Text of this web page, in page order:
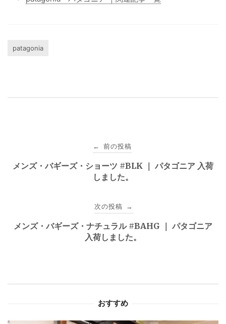
patagonia
稿
ゲ
← 前の投稿
メンズ・バギーズ・ショーツ #BLK ｜ パタゴニア 入荷
しました。
次の投稿 →
メンズ・バギーズ・ナチュラル #BAHG ｜ パタゴニア
入荷しました。
おすすめ